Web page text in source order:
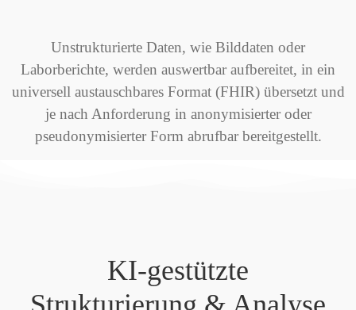
Unstrukturierte Daten, wie Bilddaten oder
Laborberichte, werden auswertbar aufbereitet, in ein
universell austauschbares Format (FHIR) übersetzt und
je nach Anforderung in anonymisierter oder
pseudonymisierter Form abrufbar bereitgestellt.
KI-gestützte